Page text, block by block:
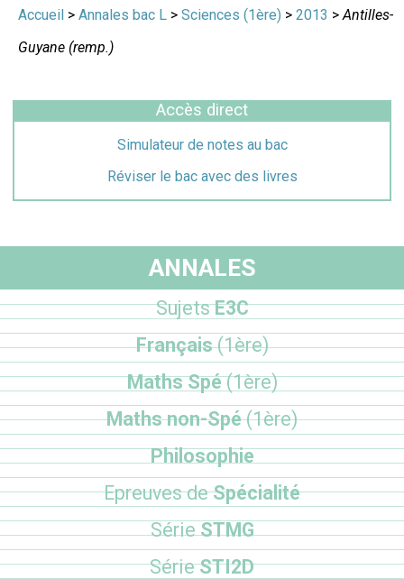
Accueil > Annales bac L > Sciences (1ère) > 2013 >Antilles-
Guyane (remp.)
Accès direct
Simulateur de notes au bac
Réviser le bac avec des livres
ANNALES
SujetsE3C
Français(1ère)
Maths Spé(1ère)
Maths non-Spé(1ère)
Philosophie
Epreuves deSpécialité
SérieSTMG
SérieSTI2D